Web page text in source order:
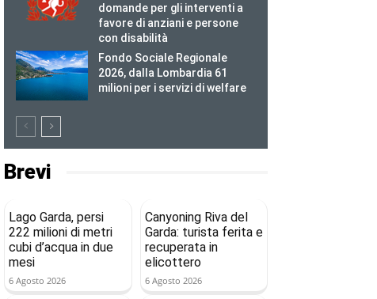
domande per gli interventi a
favore di anziani e persone
con disabilità
Fondo Sociale Regionale
2026, dalla Lombardia 61
milioni per i servizi di welfare
Brevi
Lago Garda, persi
222 milioni di metri
cubi d’acqua in due
mesi
6 Agosto 2026
Canyoning Riva del
Garda: turista ferita e
recuperata in
elicottero
6 Agosto 2026